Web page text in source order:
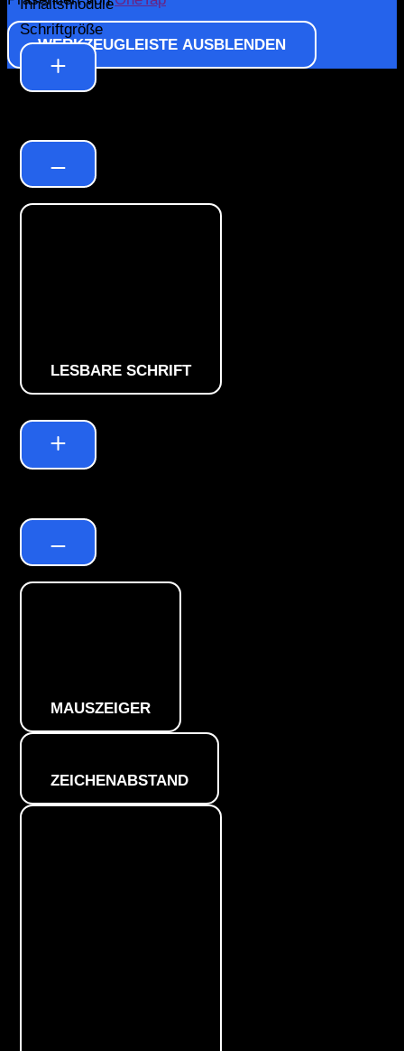
WERKZEUGLEISTE AUSBLENDEN
Inhaltsmodule
Schriftgröße
LESBARE SCHRIFT
MAUSZEIGER
ZEICHENABSTAND